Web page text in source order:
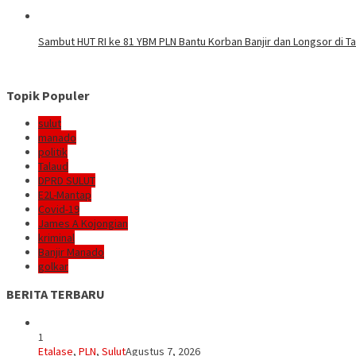
Sambut HUT RI ke 81 YBM PLN Bantu Korban Banjir dan Longsor di
Topik Populer
sulut
manado
politik
Talaud
DPRD SULUT
E2L-Mantap
Covid-19
James A Kojongian
kriminal
Banjir Manado
golkar
BERITA TERBARU
1
Etalase, PLN, SulutAgustus 7, 2026